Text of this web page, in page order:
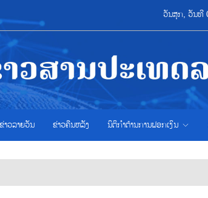
ວັນສຸກ, ວັນທີ
ຂ່າວ​ລາຍ​ວັນ ຂ່າວຄືນຫລັງ ນິຕິກຳຕ້ານການຟອກເງິນ